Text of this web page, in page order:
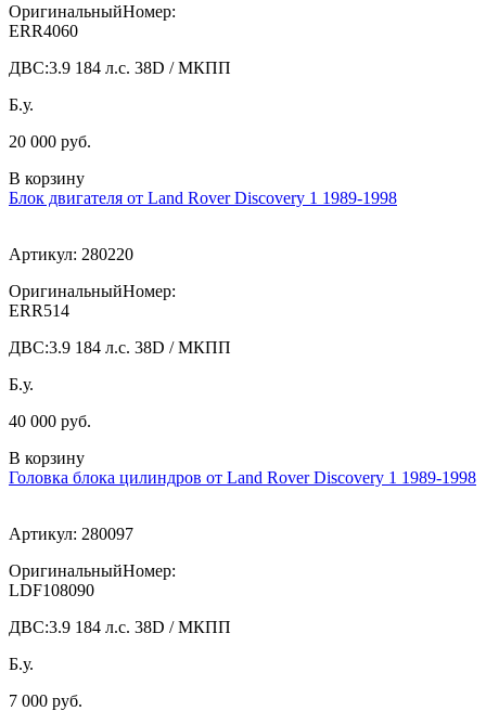
ОригинальныйНомер:
ERR4060
ДВС:3.9 184 л.с. 38D / МКПП
Б.у.
20 000 руб.
В корзину
Блок двигателя от Land Rover Discovery 1 1989-1998
Артикул: 280220
ОригинальныйНомер:
ERR514
ДВС:3.9 184 л.с. 38D / МКПП
Б.у.
40 000 руб.
В корзину
Головка блока цилиндров от Land Rover Discovery 1 1989-1998
Артикул: 280097
ОригинальныйНомер:
LDF108090
ДВС:3.9 184 л.с. 38D / МКПП
Б.у.
7 000 руб.